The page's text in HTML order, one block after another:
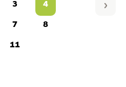
3
4
7
8
11